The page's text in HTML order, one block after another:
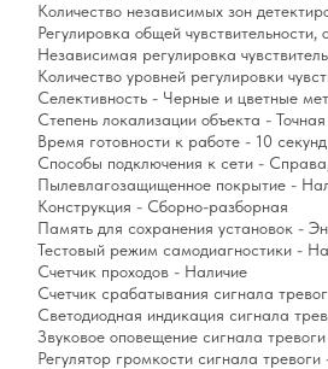
Количество независимых зон
Регулировка общей
Независимая регулировка
Количество уровней регулировки
Селективность - Черные и цветные
Степень локализации объекта - Точная
Время готовности к работе - 10 секунд
Способы подключения к сети -
Пылевлагозащищенное покрытие -
Конструкция - Сборно-разборная
Память для сохранения установок -
Тестовый режим самодиагностики -
Счетчик проходов - Наличие
Счетчик срабатывания сигнала
Светодиодная индикация сигнала
Звуковое оповещение сигнала
Регулятор громкости сигнала